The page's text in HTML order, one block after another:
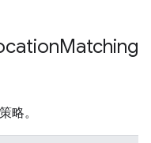
Matching
略。